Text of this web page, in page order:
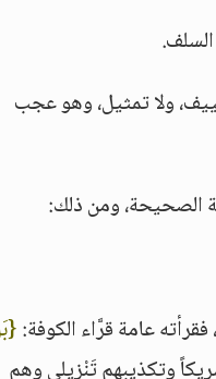
ولا تمثيل، وهو عجب
الصحيحة، ومن ذلك:
عامة قرَّاء الكوفة:
وتكذيبهم تَنْزيلي وهم